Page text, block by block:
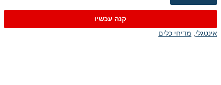
קנה עכשיו
אינטגלי מדיחי כלים